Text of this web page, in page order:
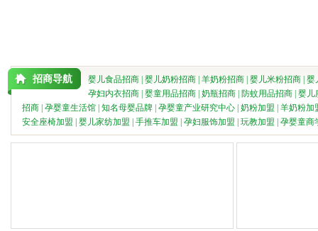
招商导航 婴儿食品招商 婴儿奶粉招商 羊奶粉招商 婴儿米粉招商 婴
孕妇内衣招商 婴童用品招商 奶瓶招商 防蚊用品招商 婴儿
招商 孕婴童生活馆 知名母婴品牌 孕婴童产业研究中心 奶粉加盟
羊奶粉加
安全座椅加盟
婴儿家纺加盟 手推车加盟 孕妇服饰加盟 玩教加盟 孕婴童商